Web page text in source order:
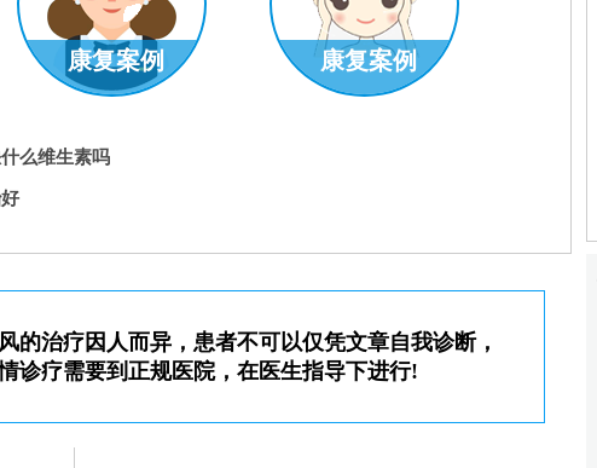
康复案例 康复案例
么维生素吗
的治疗因人而异，患者不可以仅凭文章自我诊断，
诊疗需要到正规医院，在医生指导下进行!